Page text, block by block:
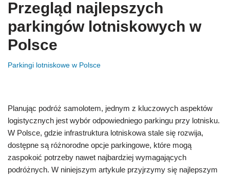
Przegląd najlepszych
parkingów lotniskowych w
Polsce
Parkingi lotniskowe w Polsce
Planując podróż samolotem, jednym z kluczowych aspektów
logistycznych jest wybór odpowiedniego parkingu przy lotnisku.
W Polsce, gdzie infrastruktura lotniskowa stale się rozwija,
dostępne są różnorodne opcje parkingowe, które mogą
zaspokoić potrzeby nawet najbardziej wymagających
podróżnych. W niniejszym artykule przyjrzymy się najlepszym